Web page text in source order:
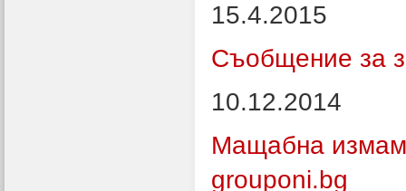
15.4.2015
Съобщение за
10.12.2014
Мащабна
grouponi.bg